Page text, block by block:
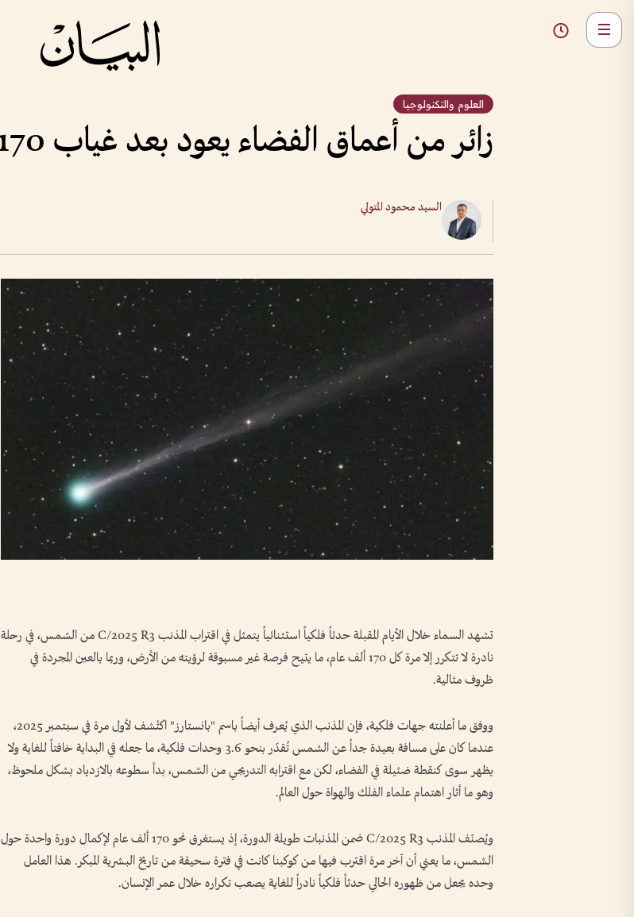
العلوم والتكنولوجيا
زائر من أعماق الفضاء يعود بعد غياب 170 ألف عام
السيد محمود المتولي
تشهد السماء خلال الأيام المقبلة حدثاً فلكياً استثنائياً يتمثل في اقتراب المذنب C/2025 R3 من الشمس، في رحلة
نادرة لا تتكرر إلا مرة كل 170 ألف عام، ما يتيح فرصة غير مسبوقة لرؤيته من الأرض، وربما بالعين المجردة في
ظروف مثالية.
ووفق ما أعلنته جهات فلكية، فإن المذنب الذي يُعرف أيضاً باسم "بانستارز" اكتُشف لأول مرة في سبتمبر 2025،
عندما كان على مسافة بعيدة جداً عن الشمس تُقدّر بنحو 3.6 وحدات فلكية، ما جعله في البداية خافتاً للغاية ولا
يظهر سوى كنقطة ضئيلة في الفضاء، لكن مع اقترابه التدريجي من الشمس، بدأ سطوعه بالازدياد بشكل ملحوظ،
وهو ما أثار اهتمام علماء الفلك والهواة حول العالم.
ويُصنّف المذنب C/2025 R3 ضمن المذنبات طويلة الدورة، إذ يستغرق نحو 170 ألف عام لإكمال دورة واحدة حول
الشمس، ما يعني أن آخر مرة اقترب فيها من كوكبنا كانت في فترة سحيقة من تاريخ البشرية المبكر. هذا العامل
وحده يجعل من ظهوره الحالي حدثاً فلكياً نادراً للغاية يصعب تكراره خلال عمر الإنسان.